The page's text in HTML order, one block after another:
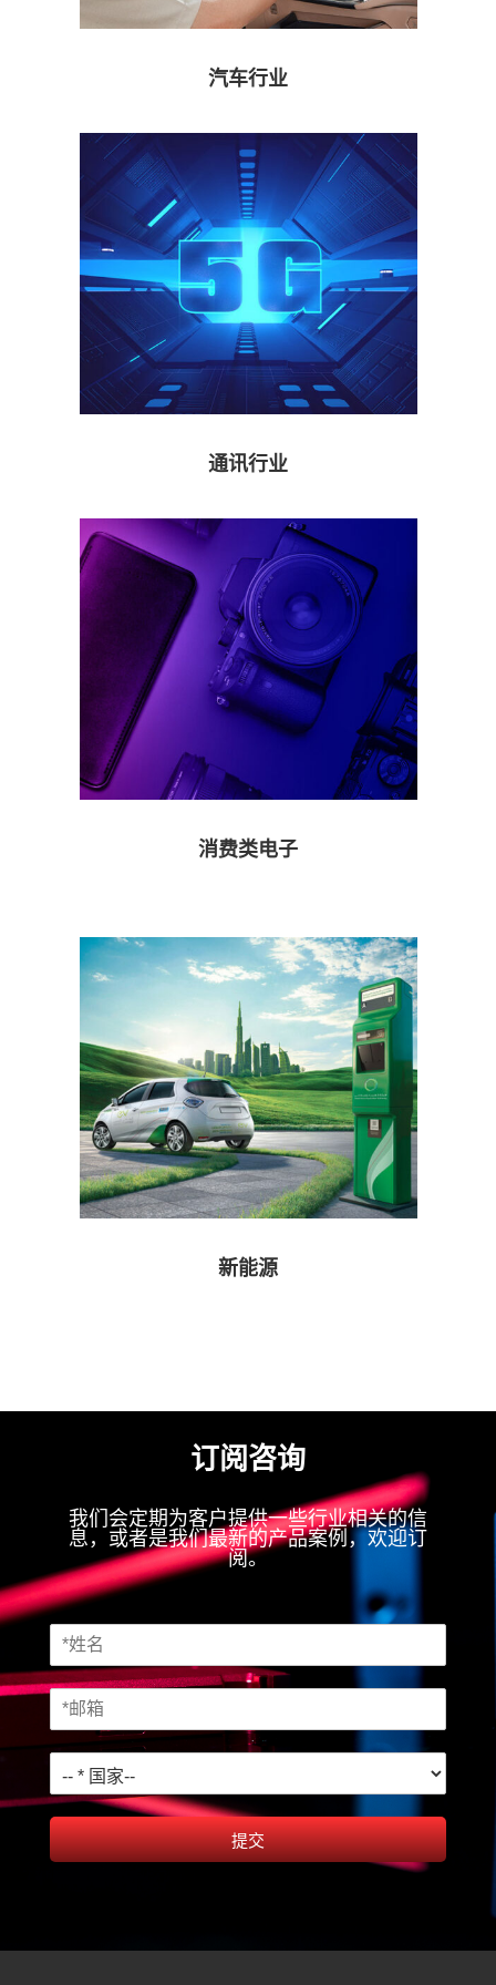
汽车行业
通讯行业
消费类电子
新能源
订阅咨询
我们会定期为客户提供一些行业相关的信
息，或者是我们最新的产品案例，欢迎订
阅。
提交